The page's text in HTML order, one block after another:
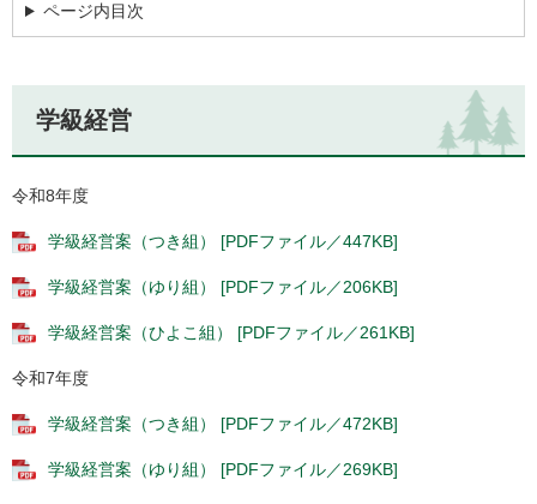
ページ内目次
学級経営
令和8年度
学級経営案（つき組） [PDFファイル／447KB]
学級経営案（ゆり組） [PDFファイル／206KB]
学級経営案（ひよこ組） [PDFファイル／261KB]
令和7年度
学級経営案（つき組） [PDFファイル／472KB]
学級経営案（ゆり組） [PDFファイル／269KB]